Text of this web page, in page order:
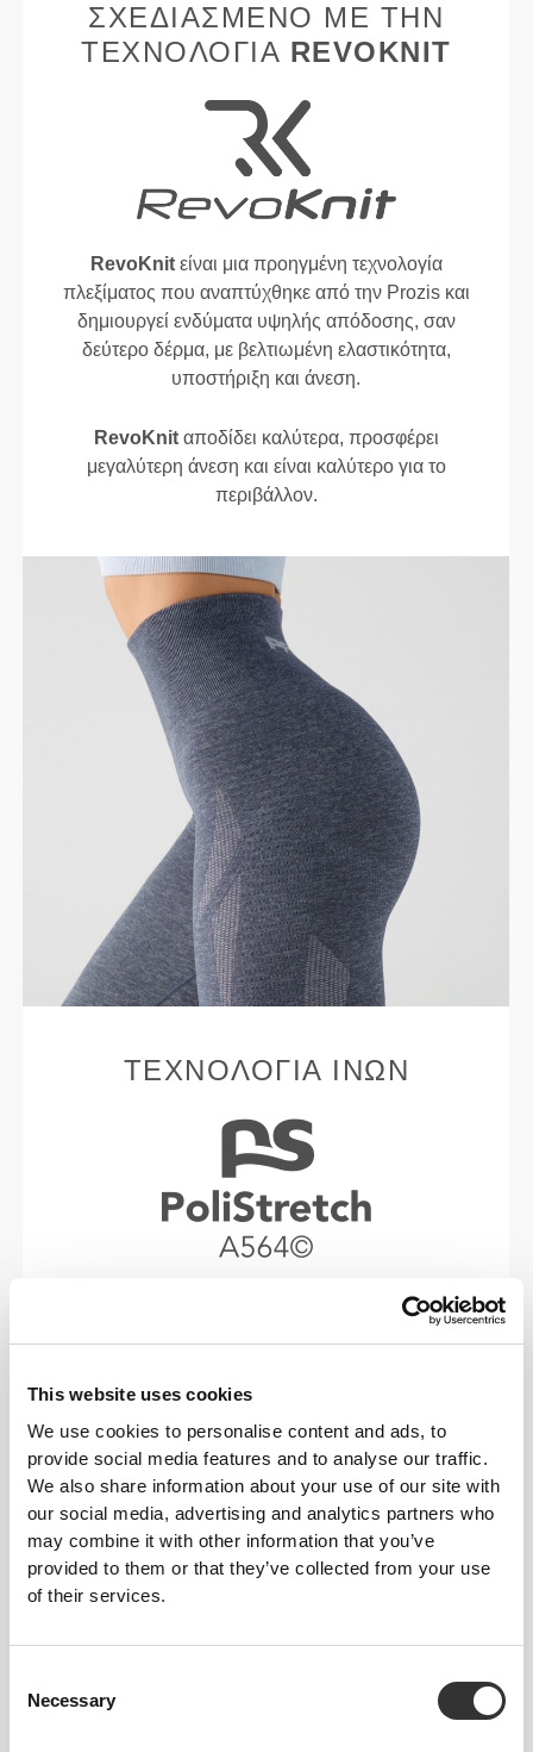
This website uses cookies
We use cookies to personalise content and ads, to
provide social media features and to analyse our traffic.
We also share information about your use of our site with
our social media, advertising and analytics partners who
may combine it with other information that you’ve
provided to them or that they’ve collected from your use
of their services.
Selection
Necessary
ΣΧΕΔΙΑΣΜΈΝΟ ΜΕ ΤΗΝ
ΤΕΧΝΟΛΟΓΊΑ REVOKNIT
RevoKnitείναι μια προηγμένη τεχνολογία
πλεξίματος που αναπτύχθηκε από την Prozis και
δημιουργεί ενδύματα υψηλής απόδοσης, σαν
δεύτερο δέρμα, με βελτιωμένη ελαστικότητα,
υποστήριξη και άνεση.
RevoKnitαποδίδει καλύτερα, προσφέρει
μεγαλύτερη άνεση και είναι καλύτερο για το
περιβάλλον.
ΤΕΧΝΟΛΟΓΊΑ ΙΝΏΝ
56% Πολυεστέρας 40% Πολυαμίδιο / 4%
Ελαστάνη
και παρέχει το σωστό επίπεδο συμπίεσης με
άφθονη δύναμη ελαστικότητας για καλύτερη
απόδοση, υποστήριξη και άνεση. Το PoliStretch© σε
κρατά στεγνό και δροσερό και είναι πολύ φιλικό
στην κίνηση.